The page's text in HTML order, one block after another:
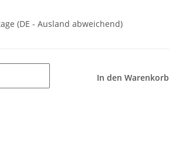
(DE - Ausland abweichend)
In den Warenkorb